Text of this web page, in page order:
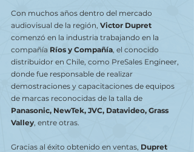
Con muchos años dentro del mercado
audiovisual de la región, Victor Dupret
comenzó en la industria trabajando en la
compañía Ríos y Compañía, el conocido
distribuidor en Chile, como PreSales Engineer,
donde fue responsable de realizar
demostraciones y capacitaciones de equipos
de marcas reconocidas de la talla de
Panasonic, NewTek, JVC, Datavideo, Grass
Valley, entre otras.
Gracias al éxito obtenido en ventas, Dupret